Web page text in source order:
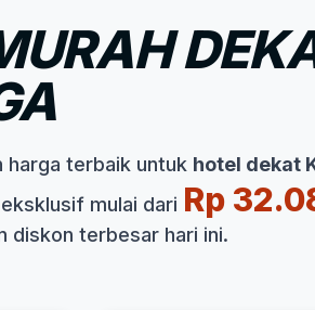
harga terbaik untuk hotel dekat
mulai dari Rp
diskon terbesar hari ini.